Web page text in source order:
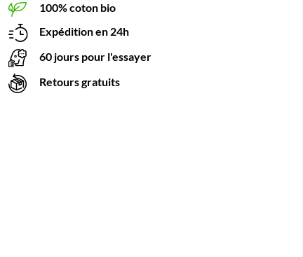
100% coton bio
Expédition en 24h
60 jours pour l'essayer
Retours gratuits